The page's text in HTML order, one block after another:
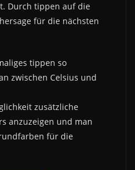
Durch tippen auf die
für die nächsten
tippen so
zwischen Celsius und
zusätzliche
anzuzeigen und man
für die